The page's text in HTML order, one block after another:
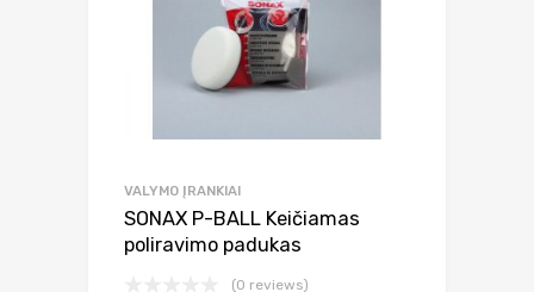
VALYMO ĮRANKIAI
SONAX P-BALL Keičiamas
poliravimo padukas
(0 reviews)